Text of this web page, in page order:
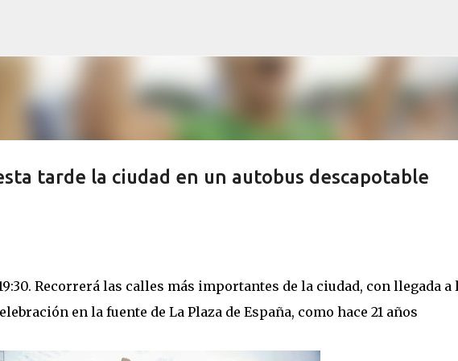
tarde la ciudad en un autobus descapotable
Recorrerá las calles más importantes de la ciudad, con llegada a
en la fuente de La Plaza de España, como hace 21 años